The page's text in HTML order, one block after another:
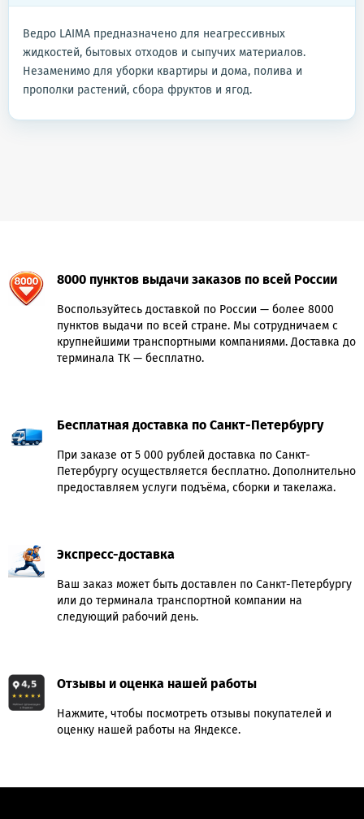
Ведро LAIMA предназначено для неагрессивных
жидкостей, бытовых отходов и сыпучих материалов.
Незаменимо для уборки квартиры и дома, полива и
прополки растений, сбора фруктов и ягод.
8000 пунктов выдачи заказов по всей России
Воспользуйтесь доставкой по России — более 8000
пунктов выдачи по всей стране. Мы сотрудничаем с
крупнейшими транспортными компаниями. Доставка до
терминала ТК — бесплатно.
Бесплатная доставка по Санкт-Петербургу
При заказе от 5 000 рублей доставка по Санкт-
Петербургу осуществляется бесплатно. Дополнительно
предоставляем услуги подъёма, сборки и такелажа.
Экспресс-доставка
Ваш заказ может быть доставлен по Санкт-Петербургу
или до терминала транспортной компании на
следующий рабочий день.
Отзывы и оценка нашей работы
Нажмите, чтобы посмотреть отзывы покупателей и
оценку нашей работы на Яндексе.